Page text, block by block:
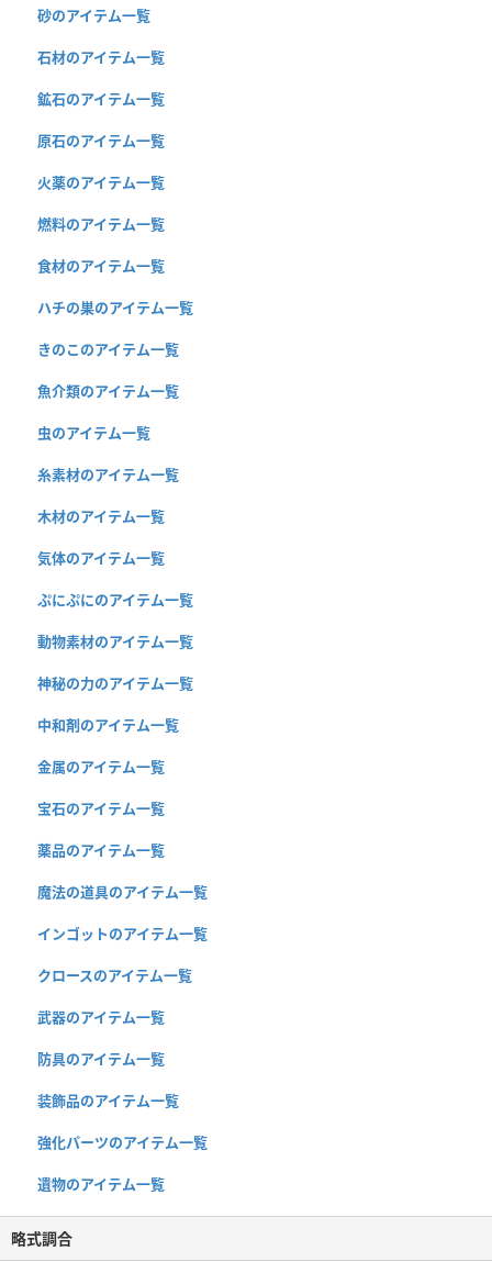
砂のアイテム一覧
石材のアイテム一覧
鉱石のアイテム一覧
原石のアイテム一覧
火薬のアイテム一覧
燃料のアイテム一覧
食材のアイテム一覧
ハチの巣のアイテム一覧
きのこのアイテム一覧
魚介類のアイテム一覧
虫のアイテム一覧
糸素材のアイテム一覧
木材のアイテム一覧
気体のアイテム一覧
ぷにぷにのアイテム一覧
動物素材のアイテム一覧
神秘の力のアイテム一覧
中和剤のアイテム一覧
金属のアイテム一覧
宝石のアイテム一覧
薬品のアイテム一覧
魔法の道具のアイテム一覧
インゴットのアイテム一覧
クロースのアイテム一覧
武器のアイテム一覧
防具のアイテム一覧
装飾品のアイテム一覧
強化パーツのアイテム一覧
遺物のアイテム一覧
略式調合